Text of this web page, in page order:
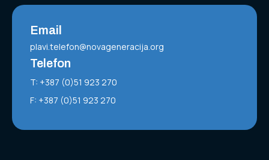
Email
plavi.telefon@novageneracija.org
Telefon
T: +387 (0)51 923 270
F: +387 (0)51 923 270